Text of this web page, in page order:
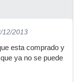
12/2013
esta comprado y
ya no se puede